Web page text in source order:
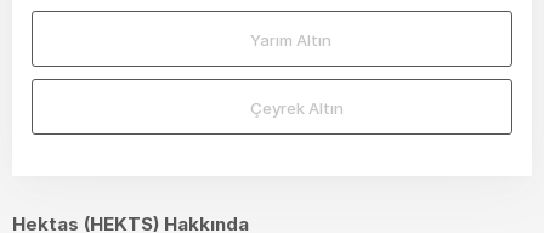
Yarım Altın
Çeyrek Altın
Hektas (HEKTS) Hakkında